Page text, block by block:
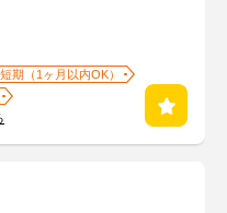
短期（1ヶ月以内OK）